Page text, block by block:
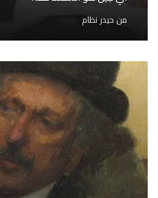
من حيدر نظام